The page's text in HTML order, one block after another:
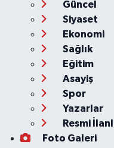
Güncel
Siyaset
Ekonomi
Sağlık
Eğitim
Asayiş
Spor
Yazarlar
Resmi
Foto Galeri